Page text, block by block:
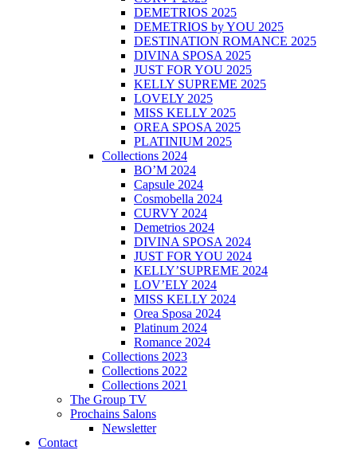
DEMETRIOS 2025
DEMETRIOS by YOU 2025
DESTINATION ROMANCE 2025
DIVINA SPOSA 2025
JUST FOR YOU 2025
KELLY SUPREME 2025
LOVELY 2025
MISS KELLY 2025
OREA SPOSA 2025
PLATINIUM 2025
Collections 2024
BO’M 2024
Capsule 2024
Cosmobella 2024
CURVY 2024
Demetrios 2024
DIVINA SPOSA 2024
JUST FOR YOU 2024
KELLY’SUPREME 2024
LOV’ELY 2024
MISS KELLY 2024
Orea Sposa 2024
Platinum 2024
Romance 2024
Collections 2023
Collections 2022
Collections 2021
The Group TV
Prochains Salons
Newsletter
Contact